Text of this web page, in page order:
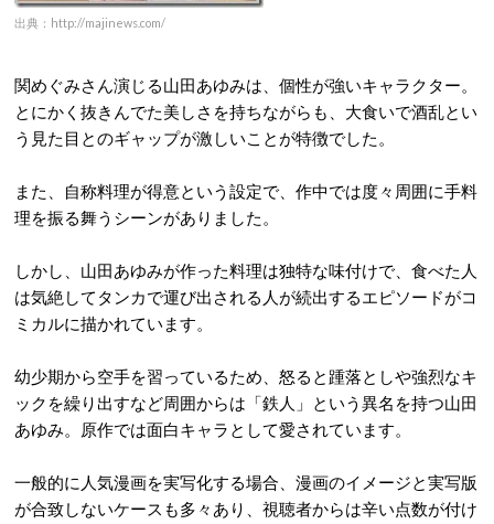
出典：http://majinews.com/
関めぐみさん演じる山田あゆみは、個性が強いキャラクター。
とにかく抜きんでた美しさを持ちながらも、大食いで酒乱とい
う見た目とのギャップが激しいことが特徴でした。
また、自称料理が得意という設定で、作中では度々周囲に手料
理を振る舞うシーンがありました。
しかし、山田あゆみが作った料理は独特な味付けで、食べた人
は気絶してタンカで運び出される人が続出するエピソードがコ
ミカルに描かれています。
幼少期から空手を習っているため、怒ると踵落としや強烈なキ
ックを繰り出すなど周囲からは「鉄人」という異名を持つ山田
あゆみ。原作では面白キャラとして愛されています。
一般的に人気漫画を実写化する場合、漫画のイメージと実写版
が合致しないケースも多々あり、視聴者からは辛い点数が付け